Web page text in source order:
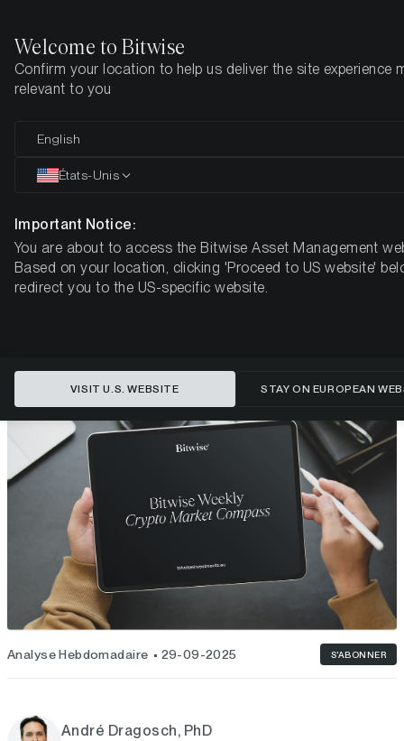
Page d'accueil Market Updates Semaine 40,
Le sentiment crypto chute, Bitcoin
affiche de rares gains en
BOUSSOLE HEBDOMADAIRE DU MARCHÉ DES CRYPTO-
MONNAIES DE BITWISE - SEMAINE 40, 2025
Analyse Hebdomadaire 29-09-2025 S'ABONNER
André Dragosch, PhD
Welcome to Bitwise
Confirm your location to help us deliver the site experience
relevant to you
English
États-Unis
Important Notice:
You are about to access the Bitwise Asset Management
Based on your location, clicking 'Proceed to US website'
redirect you to the US-specific website.
VISIT U.S. WEBSITE STAY ON EUROPEAN